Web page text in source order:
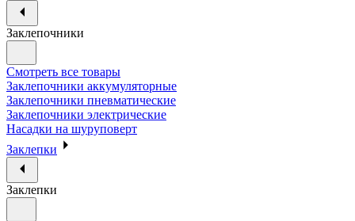
Заклепочники
Смотреть все товары
Заклепочники аккумуляторные
Заклепочники пневматические
Заклепочники электрические
Насадки на шуруповерт
Заклепки
Заклепки